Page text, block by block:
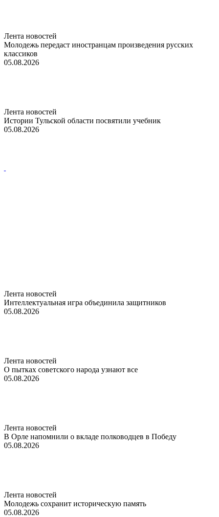
Лента новостей
Молодежь передаст иностранцам произведения русских
классиков
05.08.2026
Лента новостей
Истории Тульской области посвятили учебник
05.08.2026
Лента новостей
Интеллектуальная игра объединила защитников
05.08.2026
Лента новостей
О пытках советского народа узнают все
05.08.2026
Лента новостей
В Орле напомнили о вкладе полководцев в Победу
05.08.2026
Лента новостей
Молодежь сохранит историческую память
05.08.2026